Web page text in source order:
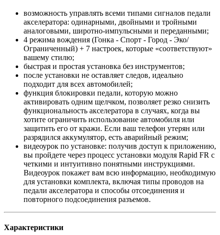
возможность управлять всеми типами сигналов педали
акселератора: одинарными, двойными и тройными
аналоговыми, широтно-импульсными и переданными;
4 режима вождения (Гонка - Спорт - Город - Эко/
Ограниченный) + 7 настроек, которые «соответствуют»
вашему стилю;
быстрая и простая установка без инструментов;
после установки не оставляет следов, идеально
подходит для всех автомобилей;
функция блокировки педали, которую можно
активировать одним щелчком, позволяет резко снизить
функциональность акселератора в случаях, когда вы
хотите ограничить использование автомобиля или
защитить его от кражи. Если ваш телефон утерян или
разрядился аккумулятор, есть аварийный режим;
видеоурок по установке: получив доступ к приложению,
вы пройдете через процесс установки модуля Rapid FR с
четкими и интуитивно понятными инструкциями.
Видеоурок покажет вам всю информацию, необходимую
для установки комплекта, включая типы проводов на
педали акселератора и способы отсоединения и
повторного подсоединения разъемов.
Характеристики